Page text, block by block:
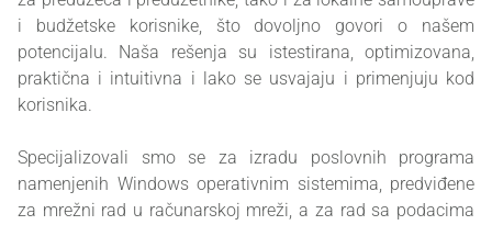
i budžetske korisnike, što dovoljno govori o našem
potencijalu. Naša rešenja su istestirana, optimizovana,
praktična i intuitivna i lako se usvajaju i primenjuju kod
korisnika.
Specijalizovali smo se za izradu poslovnih programa
namenjenih Windows operativnim sistemima, predviđene
za mrežni rad u računarskoj mreži, a za rad sa podacima